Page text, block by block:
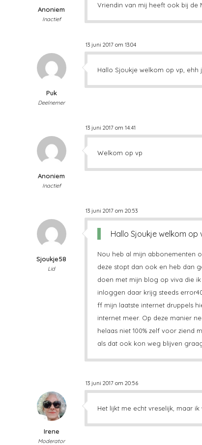
Anoniem
Inactief
Vriendin van mij heeft ook bij de
13 juni 2017 om 13:04
Puk
Deelnemer
Hallo Sjoukje welkom op vp, ehh
13 juni 2017 om 14:41
Anoniem
Inactief
Welkom op vp
13 juni 2017 om 20:53
Sjoukje58
Lid
Hallo Sjoukje welkom op
Nou heb al mijn abbonementen
deze stopt dan ook en heb dan
doen met mijn blog op viva die
inloggen daar krijg steeds
ff mijn laatste internet druppels
internet meer. Op deze manier
helaas niet 100% zelf voor ziend
als dat ook kon weg blijven
13 juni 2017 om 20:56
Irene
Moderator
Het lijkt me echt vreselijk, maar ik